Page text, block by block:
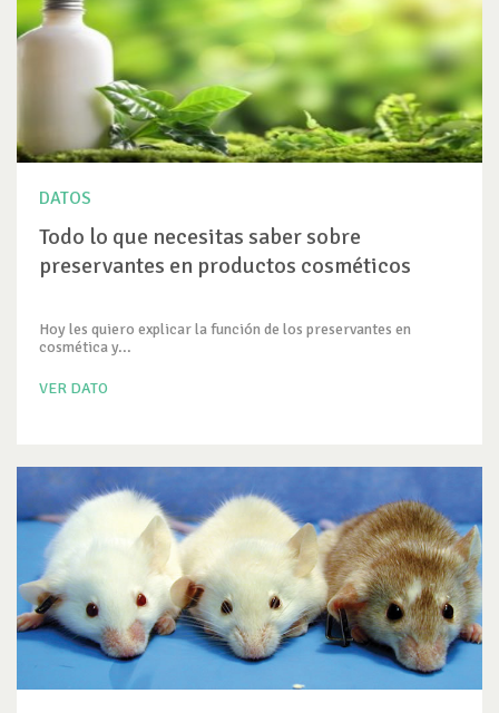
DATOS
Todo lo que necesitas saber sobre
preservantes en productos cosméticos
Hoy les quiero explicar la función de los preservantes en
cosmética y...
VER DATO